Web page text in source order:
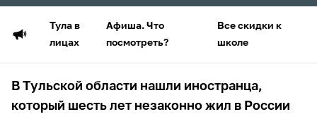
Тула в
лицах
Афиша. Что
посмотреть?
Все скидки к
школе
В Тульской области нашли иностранца,
который шесть лет незаконно жил в России